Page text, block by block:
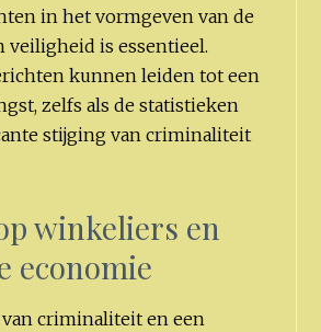
in het vormgeven van de
veiligheid is essentieel.
kunnen leiden tot een
zelfs als de statistieken
stijging van criminaliteit
winkeliers en
economie
criminaliteit en een